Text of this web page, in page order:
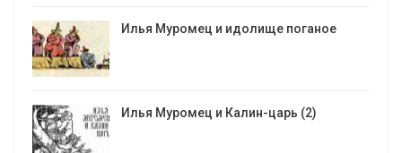
Илья Муромец и идолище поганое
Илья Муромец и Калин-царь (2)